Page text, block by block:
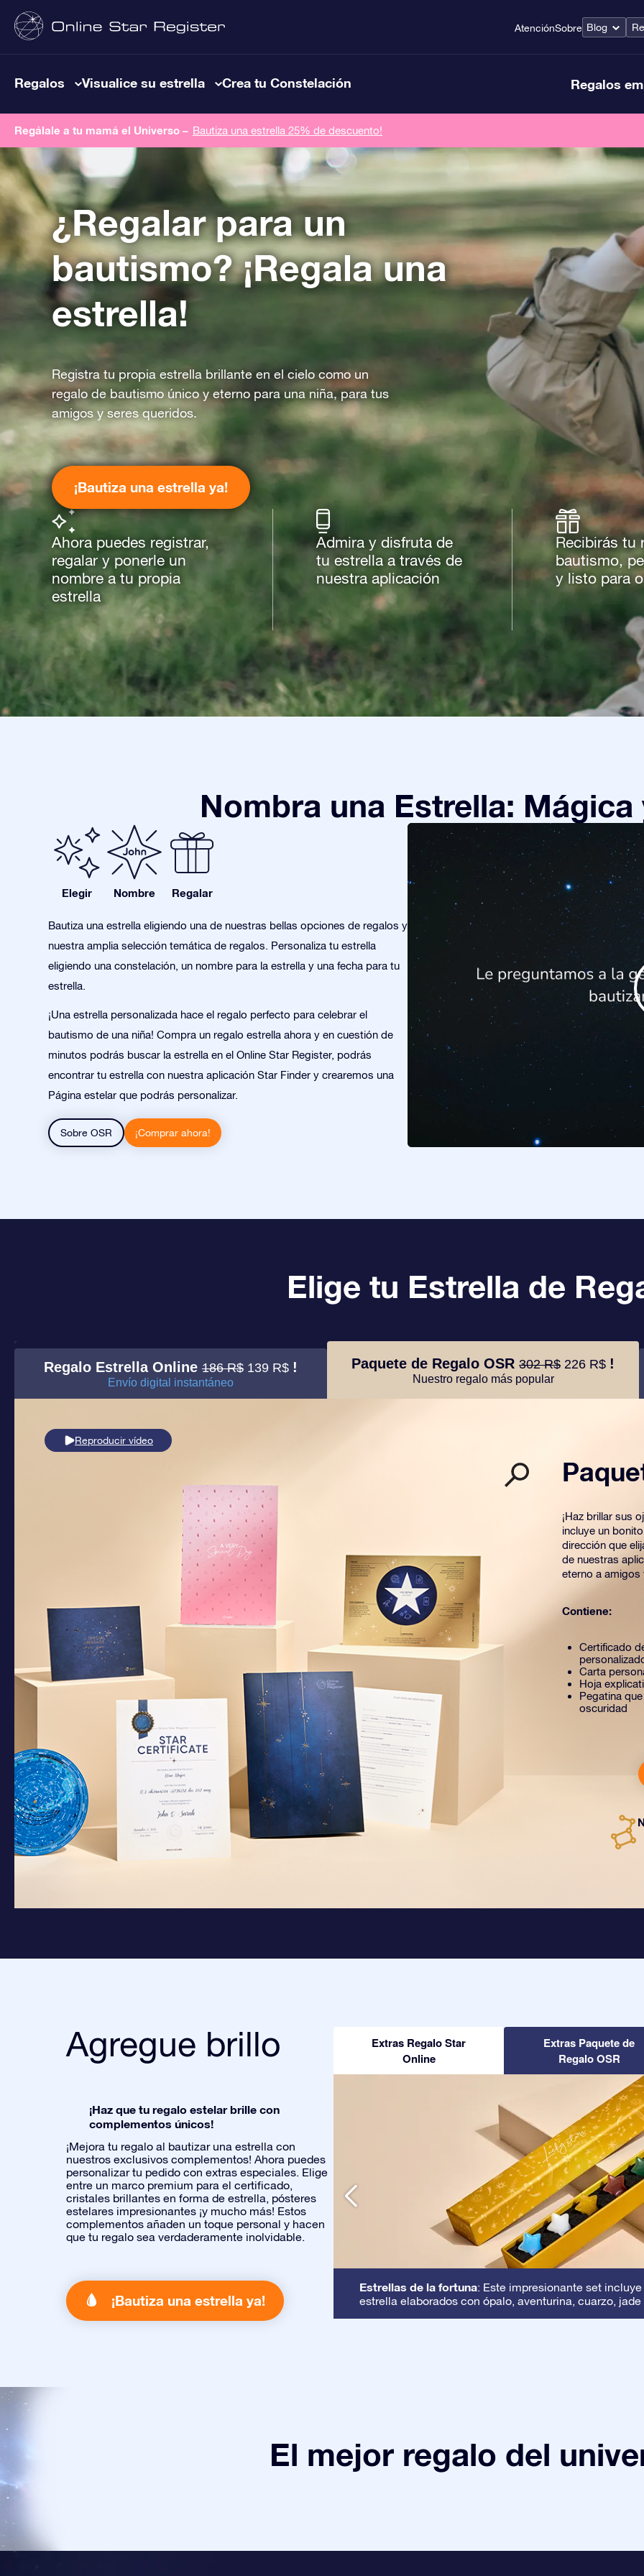
AtenciónSobre Blog
Regalos Visualice su estrella Crea tu Constelación Regalos
Regálale a tu mamá el Universo – Bautiza una estrella 25% de descuento!
¿Regalar para un
bautismo? ¡Regala una
estrella!
Registra tu propia estrella brillante en el cielo como un
regalo de bautismo único y eterno para una niña, para tus
amigos y seres queridos.
¡Bautiza una estrella ya!
Ahora puedes registrar,
regalar y ponerle un
nombre a tu propia
estrella
Admira y disfruta de
tu estrella a través de
nuestra aplicación
Recibirás tu
bautismo,
y listo para
Nombra una Estrella: Mágica
Elegir Nombre Regalar
Bautiza una estrella eligiendo una de nuestras bellas opciones de regalos y
nuestra amplia selección temática de regalos. Personaliza tu estrella
eligiendo una constelación, un nombre para la estrella y una fecha para tu
estrella.
¡Una estrella personalizada hace el regalo perfecto para celebrar el
bautismo de una niña! Compra un regalo estrella ahora y en cuestión de
minutos podrás buscar la estrella en el Online Star Register, podrás
encontrar tu estrella con nuestra aplicación Star Finder y crearemos una
Página estelar que podrás personalizar.
Sobre OSR ¡Comprar ahora!
Elige tu Estrella de
Regalo Estrella Online186 R$ 139 R$ !
Envío digital instantáneo
Paquete de Regalo OSR 302 R$ 226 R$ !
Nuestro regalo más popular
Reproducir vídeo
¡Haz brillar sus
incluye un
dirección que
de nuestras
eterno a
Contiene:
Certificado
Carta
Hoja
Pegatina
oscuridad
Agregue brillo
¡Haz que tu regalo estelar brille con
complementos únicos!
¡Mejora tu regalo al bautizar una estrella con
nuestros exclusivos complementos! Ahora puedes
personalizar tu pedido con extras especiales. Elige
entre un marco premium para el certificado,
cristales brillantes en forma de estrella, pósteres
estelares impresionantes ¡y mucho más! Estos
complementos añaden un toque personal y hacen
que tu regalo sea verdaderamente inolvidable.
¡Bautiza una estrella ya!
Extras Regalo Star
Online
Extras Paquete de
Regalo OSR
Estrellas de la fortuna: Este impresionante set
estrella elaborados con ópalo, aventurina, cuarzo,
El mejor regalo del